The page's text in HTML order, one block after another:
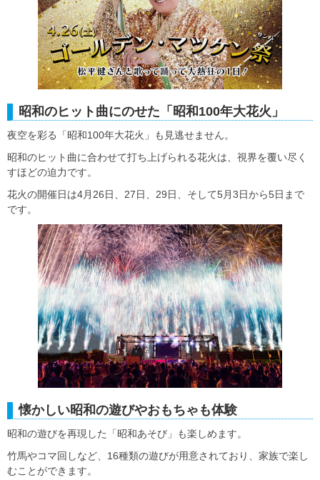
昭和のヒット曲にのせた「昭和100年大花火」
夜空を彩る「昭和100年大花火」も見逃せません。
昭和のヒット曲に合わせて打ち上げられる花火は、視界を覆い尽く
すほどの迫力です。
花火の開催日は4月26日、27日、29日、そして5月3日から5日まで
です。
懐かしい昭和の遊びやおもちゃも体験
昭和の遊びを再現した「昭和あそび」も楽しめます。
竹馬やコマ回しなど、16種類の遊びが用意されており、家族で楽し
むことができます。